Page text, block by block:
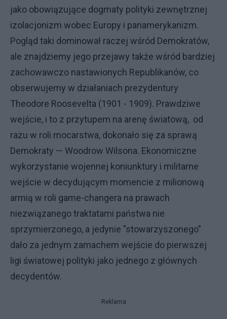
jako obowiązujące dogmaty polityki zewnętrznej
izolacjonizm wobec Europy i panamerykanizm.
Pogląd taki dominował raczej wśród Demokratów,
ale znajdziemy jego przejawy także wśród bardziej
zachowawczo nastawionych Republikanów, co
obserwujemy w działaniach prezydentury
Theodore Roosevelta (1901 - 1909). Prawdziwe
wejście, i to z przytupem na arenę światową, od
razu w roli mocarstwa, dokonało się za sprawą
Demokraty — Woodrow Wilsona. Ekonomiczne
wykorzystanie wojennej koniunktury i militarne
wejście w decydującym momencie z milionową
armią w roli game-changera na prawach
niezwiązanego traktatami państwa nie
sprzymierzonego, a jedynie "stowarzyszonego"
dało za jednym zamachem wejście do pierwszej
ligi światowej polityki jako jednego z głównych
decydentów.
Reklama